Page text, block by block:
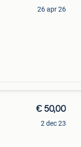
26 apr 26
€ 50,00
2 dec 23